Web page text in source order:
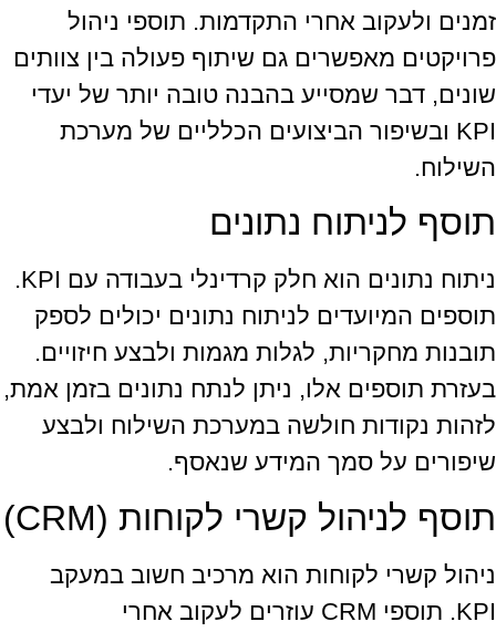
זמנים ולעקוב אחרי התקדמות. תוספי ניהול
פרויקטים מאפשרים גם שיתוף פעולה בין צוותים
שונים, דבר שמסייע בהבנה טובה יותר של יעדי
KPI ובשיפור הביצועים הכלליים של מערכת
השילוח.
תוסף לניתוח נתונים
ניתוח נתונים הוא חלק קרדינלי בעבודה עם KPI.
תוספים המיועדים לניתוח נתונים יכולים לספק
תובנות מחקריות, לגלות מגמות ולבצע חיזויים.
בעזרת תוספים אלו, ניתן לנתח נתונים בזמן אמת,
לזהות נקודות חולשה במערכת השילוח ולבצע
שיפורים על סמך המידע שנאסף.
תוסף לניהול קשרי לקוחות (CRM)
ניהול קשרי לקוחות הוא מרכיב חשוב במעקב
KPI. תוספי CRM עוזרים לעקוב אחרי